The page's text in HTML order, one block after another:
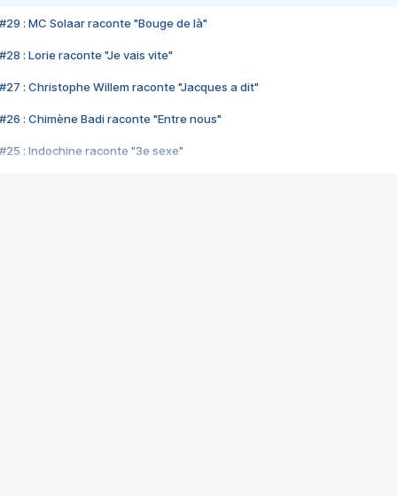
#29 : MC Solaar raconte "Bouge de là"
#28 : Lorie raconte "Je vais vite"
#27 : Christophe Willem raconte "Jacques a dit"
#26 : Chimène Badi raconte "Entre nous"
#25 : Indochine raconte "3e sexe"